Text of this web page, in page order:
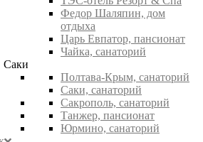
Федор Шаляпин, дом
отдыха
Царь Евпатор, пансионат
Чайка, санаторий
Саки
Полтава-Крым, санаторий
Саки, санаторий
Сакрополь, санаторий
Танжер, пансионат
Юрмино, санаторий